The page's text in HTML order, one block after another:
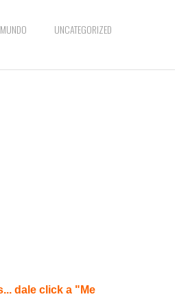
MUNDO UNCATEGORIZED
dale click a "Me